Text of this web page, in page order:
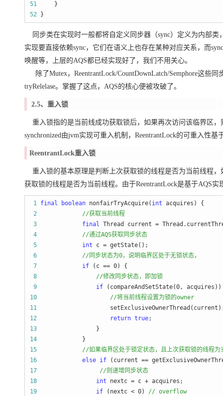
51
52 }
同步类在实现时一般都将自定义同步器（sync）定义为内部类
实现要直接依赖sync，它们在语义上也存在某种对应关系，而
唤醒等，上层的AQS都已经实现好了，我们不用关心。
除了Mutex，ReentrantLock/CountDownLatch/Semphore这些
tryRelelase。掌握了这点，AQS的核心便被攻破了。
2.5、重入锁
重入锁指的是当前线成功获取锁后，如果再次访问该临界区，
synchronized由jvm实现可重入机制，ReentrantLock的可重入性
ReentrantLock重入锁
重入锁的基本原理是判断上次获取锁的线程是否为当前线程
获取锁的线程是否为当前线程。由于ReentrantLock是基于AQS
1 final boolean nonfairTryAcquire( int
2
//获取当前线程
3
final Thread current =
4
//通过AQS获取同步状态
5
int c =
6
// 同步状态为0，说明临界区处于无锁状态，
7
if (c == 0
8
//修改同步状态，即加锁
9
if (compareAndSetState(0
10
//将当前线程设置为锁的owner
11
12
return true
13
14
15
//如果临界区处于锁定状态，且上次获取锁的线程为
16
else if (current ==
17
//则递增同步状态
18
int nextc = c +
19
if (nextc < 0) // overflow